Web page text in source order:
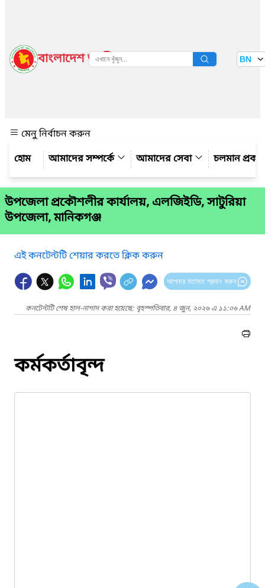
বাংলাদেশ জাতীয় তথ্য বাতায়ন BN
মেনু নির্বাচন করুন
আমাদের সম্পর্কে
আমাদের সেবা চলমান
উপজেলা প্রকৌশলীর কার্যালয়, এলজিইডি, সাটুরিয়া
উপজেলা, মানিকগঞ্জ
এই কনটেন্টটি শেয়ার করতে ক্লিক করুন
আপনার মতামত প্রদান করুন
কনটেন্টটি শেষ হাল-নাগাদ করা হয়েছে: বৃহস্পতিবার, ৪ জুন, ২০২৬ এ ১১:০৬ AM
কর্মকর্তাবৃন্দ